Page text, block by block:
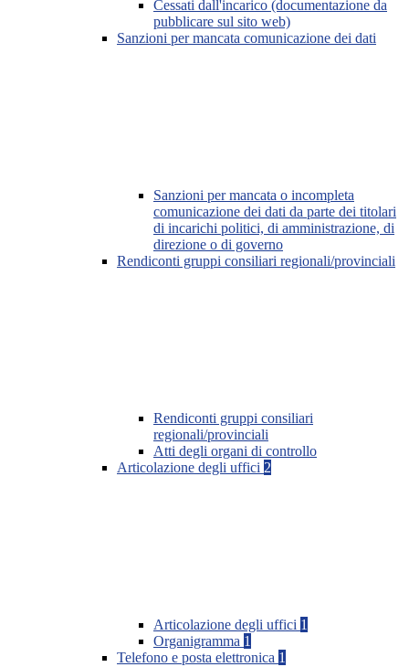
Cessati dall'incarico (documentazione da
pubblicare sul sito web)
Sanzioni per mancata comunicazione dei dati
Sanzioni per mancata o incompleta
comunicazione dei dati da parte dei titolari
di incarichi politici, di amministrazione, di
direzione o di governo
Rendiconti gruppi consiliari regionali/provinciali
Rendiconti gruppi consiliari
regionali/provinciali
Atti degli organi di controllo
Articolazione degli uffici 2
Articolazione degli uffici 1
Organigramma 1
Telefono e posta elettronica 1